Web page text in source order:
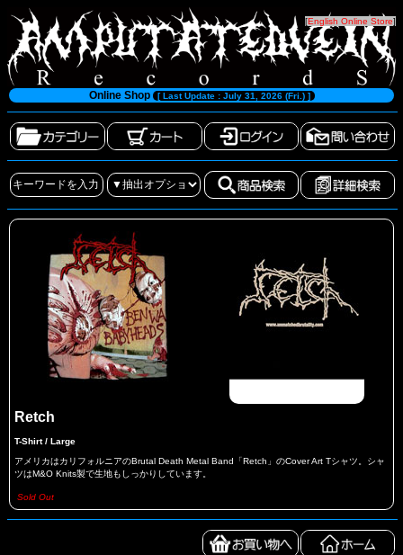
[English Online Store]
Online Shop [ Last Update : July 31, 2026 (Fri.) ]
Retch
T-Shirt / Large
アメリカはカリフォルニアのBrutal Death Metal Band「Retch」のCover Art Tシャツ。シャ
ツはM&O Knits製で生地もしっかりしています。
Sold Out